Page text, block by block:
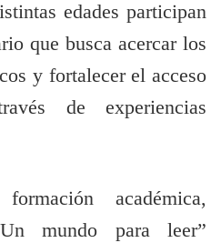
edades participan
que busca acercar los
y fortalecer el acceso
de experiencias
académica,
mundo para leer”